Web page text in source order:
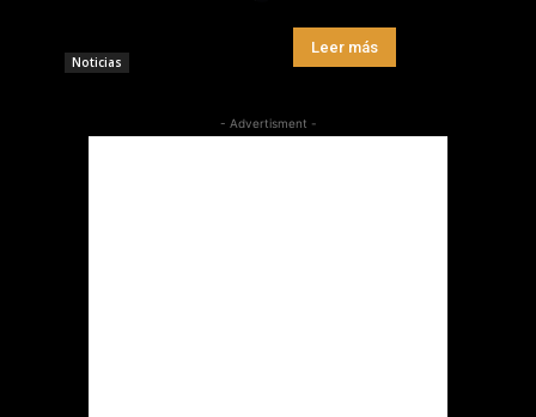
Noticias
Leer más
- Advertisment -